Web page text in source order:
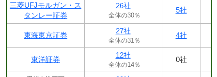
三菱UFJモルガン・ス
タンレー証券
26社
全体の30％
5社
東海東京証券
27社
全体の31％
4社
東洋証券
12社
全体の14％
0社